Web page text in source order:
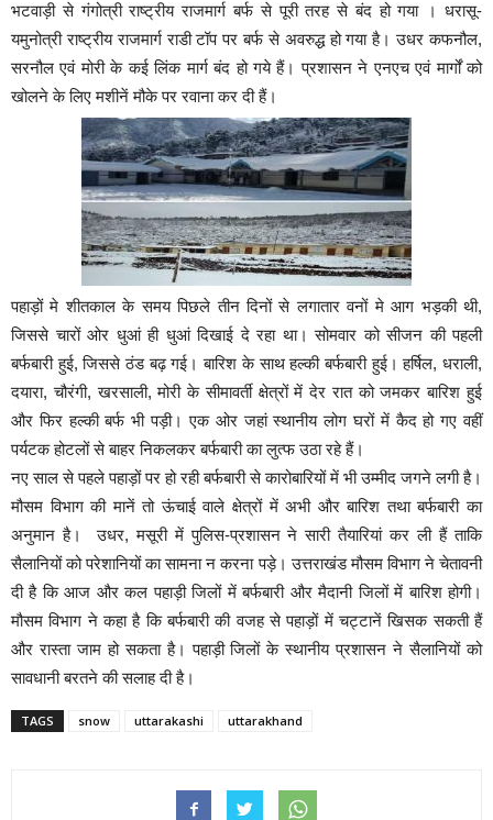
भटवाड़ी से गंगोत्री राष्ट्रीय राजमार्ग बर्फ से पूरी तरह से बंद हो गया । धरासू-
यमुनोत्री राष्ट्रीय राजमार्ग राडी टॉप पर बर्फ से अवरुद्ध हो गया है। उधर कफनौल,
सरनौल एवं मोरी के कई लिंक मार्ग बंद हो गये हैं। प्रशासन ने एनएच एवं मार्गों को
खोलने के लिए मशीनें मौके पर रवाना कर दी हैं।
पहाड़ों मे शीतकाल के समय पिछले तीन दिनों से लगातार वनों मे आग भड़की थी,
जिससे चारों ओर धुआं ही धुआं दिखाई दे रहा था। सोमवार को सीजन की पहली
बर्फबारी हुई, जिससे ठंड बढ़ गई। बारिश के साथ हल्की बर्फबारी हुई। हर्षिल, धराली,
दयारा, चौरंगी, खरसाली, मोरी के सीमावर्ती क्षेत्रों में देर रात को जमकर बारिश हुई
और फिर हल्की बर्फ भी पड़ी। एक ओर जहां स्थानीय लोग घरों में कैद हो गए वहीं
पर्यटक होटलों से बाहर निकलकर बर्फबारी का लुत्फ उठा रहे हैं।
नए साल से पहले पहाड़ों पर हो रही बर्फबारी से कारोबारियों में भी उम्मीद जगने लगी है।
मौसम विभाग की मानें तो ऊंचाई वाले क्षेत्रों में अभी और बारिश तथा बर्फबारी का
अनुमान है। उधर, मसूरी में पुलिस-प्रशासन ने सारी तैयारियां कर ली हैं ताकि
सैलानियों को परेशानियों का सामना न करना पड़े। उत्तराखंड मौसम विभाग ने चेतावनी
दी है कि आज और कल पहाड़ी जिलों में बर्फबारी और मैदानी जिलों में बारिश होगी।
मौसम विभाग ने कहा है कि बर्फबारी की वजह से पहाड़ों में चट्टानें खिसक सकती हैं
और रास्ता जाम हो सकता है। पहाड़ी जिलों के स्थानीय प्रशासन ने सैलानियों को
सावधानी बरतने की सलाह दी है।
TAGS snow uttarakashi uttarakhand